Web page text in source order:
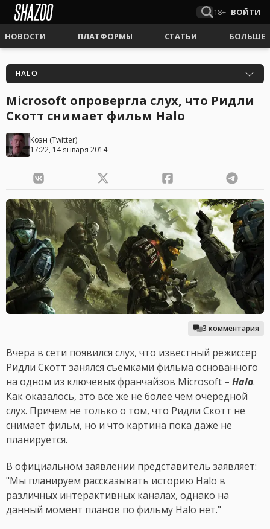
18+ ВОЙТИ
НОВОСТИ ПЛАТФОРМЫ СТАТЬИ БОЛЬШЕ
HALO
Microsoft опровергла слух, что Ридли
Скотт снимает фильм Halo
Коэн (Twitter)
17:22, 14 января 2014
3 комментария
Вчера в сети появился слух, что известный режиссер
Ридли Скотт занялся съемками фильма основанного
на одном из ключевых франчайзов Microsoft – Halo.
Как оказалось, это все же не более чем очередной
слух. Причем не только о том, что Ридли Скотт не
снимает фильм, но и что картина пока даже не
планируется.
В официальном заявлении представитель заявляет:
"Мы планируем рассказывать историю Halo в
различных интерактивных каналах, однако на
данный момент планов по фильму Halo нет."